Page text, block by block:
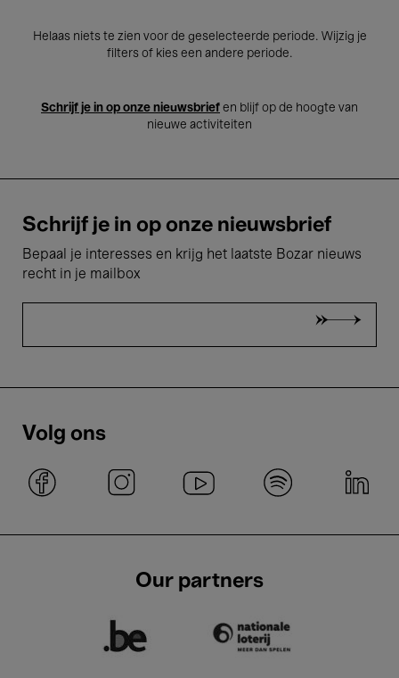
Helaas niets te zien voor de geselecteerde periode. Wijzig je
filters of kies een andere periode.
Schrijf je in op onze nieuwsbrief en blijf op de hoogte van
nieuwe activiteiten
Schrijf je in op onze nieuwsbrief
Bepaal je interesses en krijg het laatste Bozar nieuws
recht in je mailbox
Volg ons
Our partners